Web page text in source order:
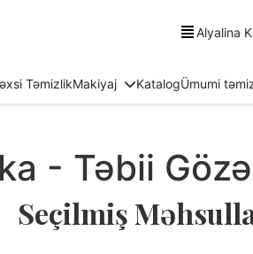
Alyalina
TəmizlikMakiyaj KatalogÜmumi
- Təbii
Seçilmiş